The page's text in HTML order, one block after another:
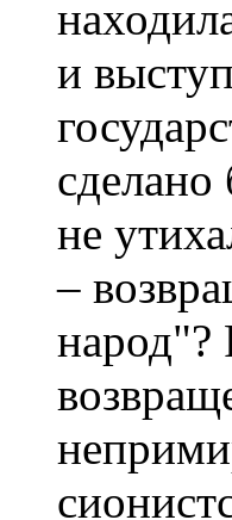
и
не
–
народ"?